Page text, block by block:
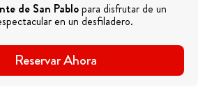
de San Pablopara disfrutar de un
en un desfiladero.
Reservar Ahora